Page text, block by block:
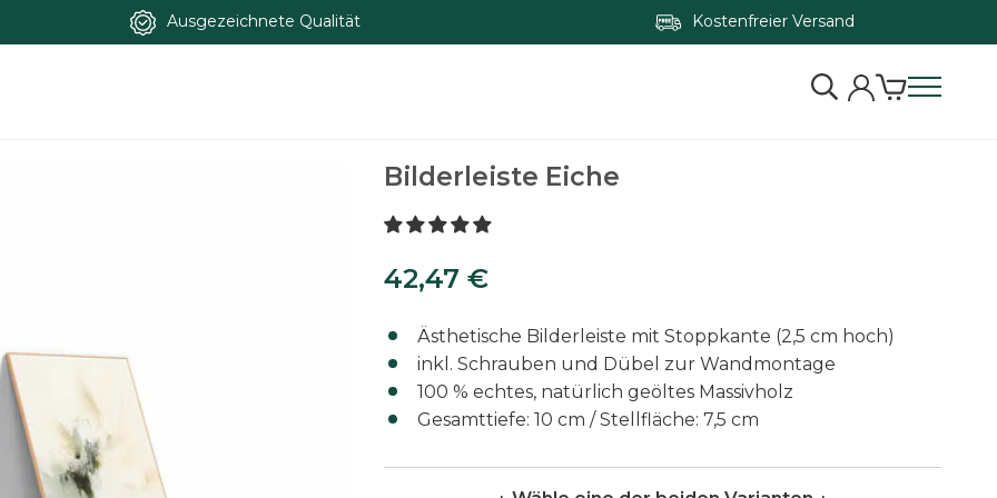
Ausgezeichnete Qualität Kostenfreier Versand
Zum Konfigurator springen
Bilderleiste Eiche
42,47€
42,47€
Ästhetische Bilderleiste mit Stoppkante (2,5 cm hoch)
inkl. Schrauben und Dübel zur Wandmontage
100 % echtes, natürlich geöltes Massivholz
Gesamttiefe: 10 cm / Stellfläche: 7,5 cm